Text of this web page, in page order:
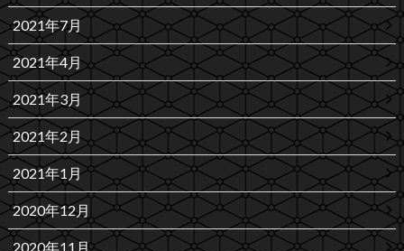
2021年7月
2021年4月
2021年3月
2021年2月
2021年1月
2020年12月
2020年11月